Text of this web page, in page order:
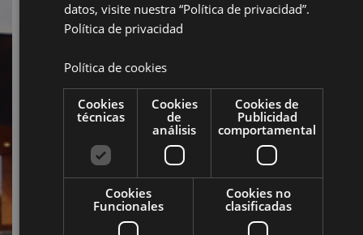
datos, visite nuestra “Política de privacidad”.
Política de privacidad
Política de cookies
Cookies
técnicas
Cookies
de
análisis
Cookies de
Publicidad
comportamental
Cookies
Funcionales
Cookies no
clasificadas